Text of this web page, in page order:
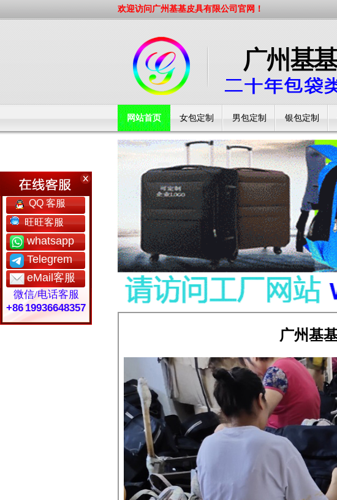
欢迎访问广州基基皮具有限公司官网！
网站首页 女包定制 男包定制 银包定制
工厂简介
QQ 客服
旺旺客服
whatsapp
Telegrem
eMail客服
微信/电话客服
+86 19936648357